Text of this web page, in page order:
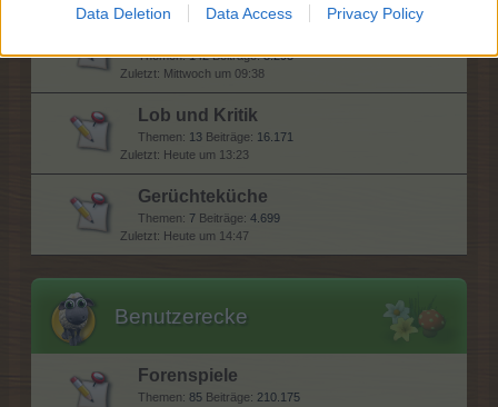
Data Deletion Data Access Privacy Policy
Themen: 142 Beiträge: 3.295
Mittwoch um 09:38
Lob und Kritik
Themen: 13 Beiträge: 16.171
Heute um 13:23
Gerüchteküche
Themen: 7 Beiträge: 4.699
Heute um 14:47
Benutzerecke
Forenspiele
Themen: 85 Beiträge: 210.175